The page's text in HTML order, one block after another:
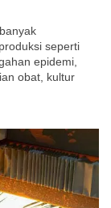
seperti
epidemi,
obat, kultur